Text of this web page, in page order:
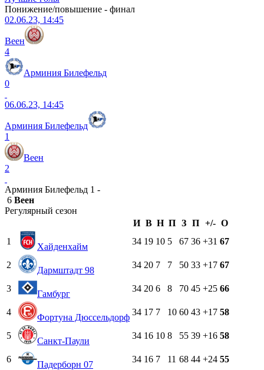
Понижение/повышение - финал
02.06.23, 14:45
Веен
4
Арминия Билефельд
0
06.06.23, 14:45
Арминия Билефельд
1
Веен
2
Арминия Билефельд 1 -
6 Веен
Регулярный сезон
И В Н П З П +/- О
1
Хайденхайм
34 19 10 5 67 36 +31 67
2
Дармштадт 98
34 20 7 7 50 33 +17 67
3
Гамбург
34 20 6 8 70 45 +25 66
4
Фортуна Дюссельдорф
34 17 7 10 60 43 +17 58
5
Санкт-Паули
34 16 10 8 55 39 +16 58
6
Падерборн 07
34 16 7 11 68 44 +24 55